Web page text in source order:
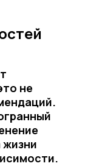
не